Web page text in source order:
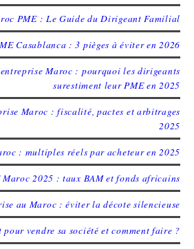
PME : Le Guide du Dirigeant Familial
Casablanca : 3 pièges à éviter en 2026
Maroc : pourquoi les dirigeants
surestiment leur PME en 2025
Maroc : fiscalité, pactes et arbitrages
2025
: multiples réels par acheteur en 2025
2025 : taux BAM et fonds africains
au Maroc : éviter la décote silencieuse
vendre sa société et comment faire ?